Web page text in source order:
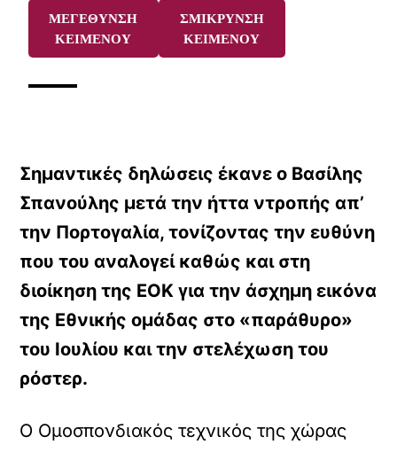
ΜΕΓΕΘΥΝΣΗ
ΚΕΙΜΕΝΟΥ
ΣΜΙΚΡΥΝΣΗ
ΚΕΙΜΕΝΟΥ
Σημαντικές δηλώσεις έκανε ο Βασίλης
Σπανούλης μετά την ήττα ντροπής απ’
την Πορτογαλία, τονίζοντας την ευθύνη
που του αναλογεί καθώς και στη
διοίκηση της ΕΟΚ για την άσχημη εικόνα
της Εθνικής ομάδας στο «παράθυρο»
του Ιουλίου και την στελέχωση του
ρόστερ.
Ο Ομοσπονδιακός τεχνικός της χώρας